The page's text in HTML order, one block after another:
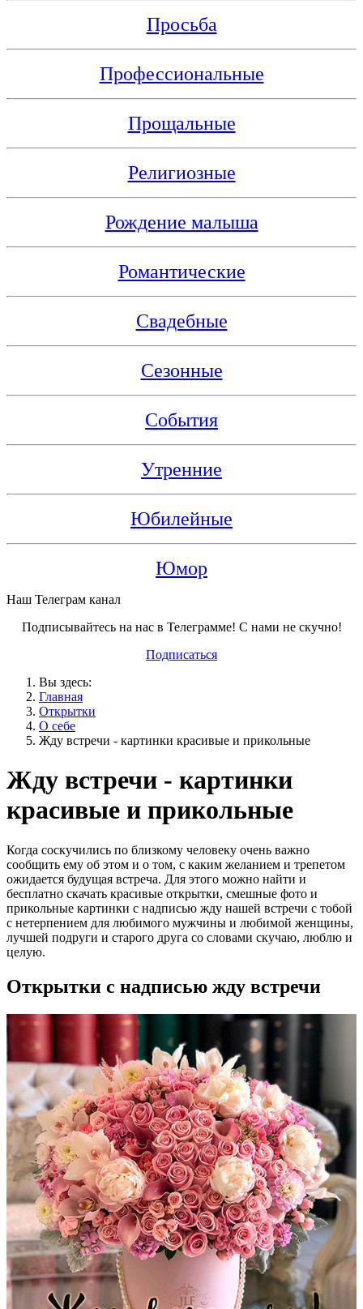
Просьба
Профессиональные
Прощальные
Религиозные
Рождение малыша
Романтические
Свадебные
Сезонные
События
Утренние
Юбилейные
Юмор
Наш Телеграм канал
Подписывайтесь на нас в Телеграмме! С нами не скучно!
Подписаться
Вы здесь:
Главная
Открытки
О себе
Жду встречи - картинки красивые и прикольные
Жду встречи - картинки
красивые и прикольные
Когда соскучились по близкому человеку очень важно
сообщить ему об этом и о том, с каким желанием и трепетом
ожидается будущая встреча. Для этого можно найти и
бесплатно скачать красивые открытки, смешные фото и
прикольные картинки с надписью жду нашей встречи с тобой
с нетерпением для любимого мужчины и любимой женщины,
лучшей подруги и старого друга со словами скучаю, люблю и
целую.
Открытки с надписью жду встречи